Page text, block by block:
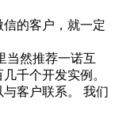
的客户，就一定
当然推荐一诺互
千个开发实例。
客户联系。 我们